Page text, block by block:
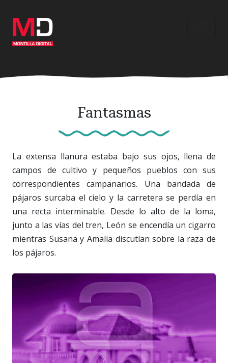
contenido
principal
Fantasmas
La extensa llanura estaba bajo sus ojos, llena de
campos de cultivo y pequeños pueblos con sus
correspondientes campanarios. Una bandada de
pájaros surcaba el cielo y la carretera se perdía en
una recta interminable. Desde lo alto de la loma,
junto a las vías del tren, León se encendía un cigarro
mientras Susana y Amalia discutían sobre la raza de
los pájaros.